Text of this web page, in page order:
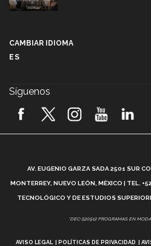
2026! (video)
¿Cómo es el Modelo
Vida Tec: Feminismo
CAMBIAR IDIOMA
ES
Síguenos
AV. EUGENIO GARZA SADA 2501 SUR
MONTERREY, NUEVO LEÓN, MÉXICO | TEL.
TECNOLÓGICO Y DE ESTUDIOS
*DEC-520912 PROGRAMAS EN
AVISO LEGAL POLÍTICAS DE PRIVACIDAD